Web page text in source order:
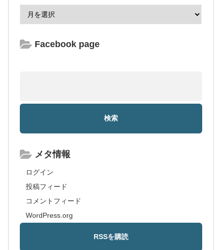
Facebook page
メタ情報
ログイン
投稿フィード
コメントフィード
WordPress.org